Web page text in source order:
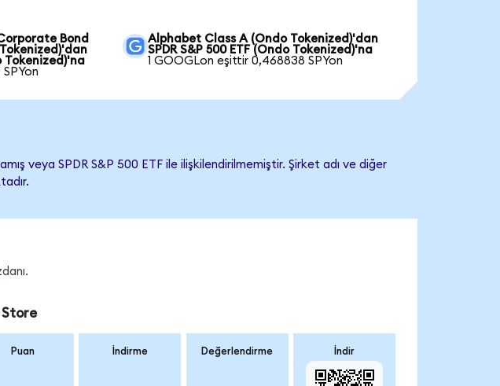
Bond
Tokenized)'na
Alphabet Class A (Ondo Tokenized)'dan
SPDR S&P 500 ETF (Ondo Tokenized)'na
1 GOOGLon eşittir 0,468838 SPYon
veya SPDR S&P 500 ETF ile ilişkilendirilmemiştir. Şirket adı ve diğer
Puan İndirme Değerlendirme İndir